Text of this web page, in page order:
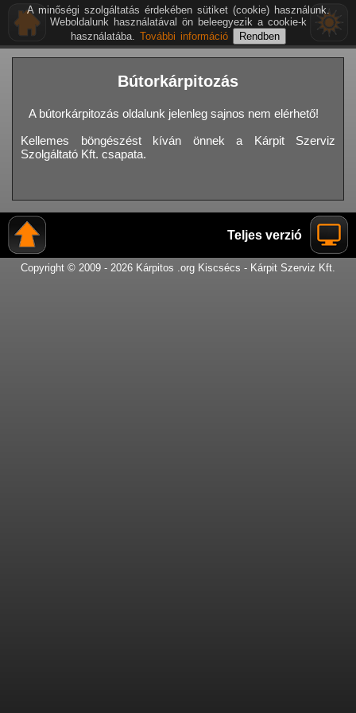
Bútorkárpitozás
A bútorkárpitozás oldalunk jelenleg sajnos nem elérhető!
Kellemes böngészést kíván önnek a Kárpit Szerviz
Szolgáltató Kft. csapata.
Teljes verzió
Copyright © 2009 - 2026 Kárpitos .org Kiscsécs - Kárpit Szerviz Kft.
A minőségi szolgáltatás érdekében sütiket (cookie) használunk.
Weboldalunk használatával ön beleegyezik a cookie-k
használatába. További információ